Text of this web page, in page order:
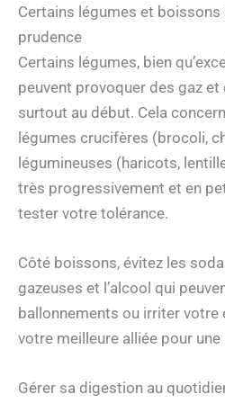
Certains légumes et
prudence
Certains légumes, bien
peuvent provoquer des gaz
surtout au début. Cela
légumes crucifères (brocoli,
légumineuses (haricots,
très progressivement et en
tester votre tolérance.
Côté boissons, évitez les
gazeuses et l’alcool qui
ballonnements ou irriter votre
votre meilleure alliée pour
Gérer sa digestion au